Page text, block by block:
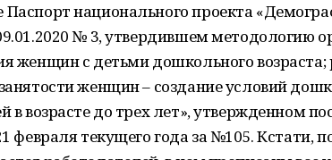
национального проекта
№ 3, утвердившем методологию
женщин с детьми дошкольного
женщин – создание условий
в возрасте до трех лет», утвержденном
февраля текущего года за №105. Кстати,